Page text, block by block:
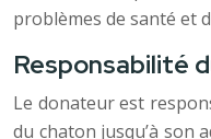
problèmes de santé et
Responsabilité
Le donateur est
du chaton jusqu’à son